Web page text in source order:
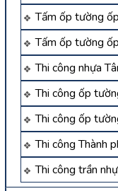
Tấm ốp tường
Tấm ốp tường
Thi công nhựa
Thi công ốp
Thi công ốp
Thi công Thành
Thi công trần